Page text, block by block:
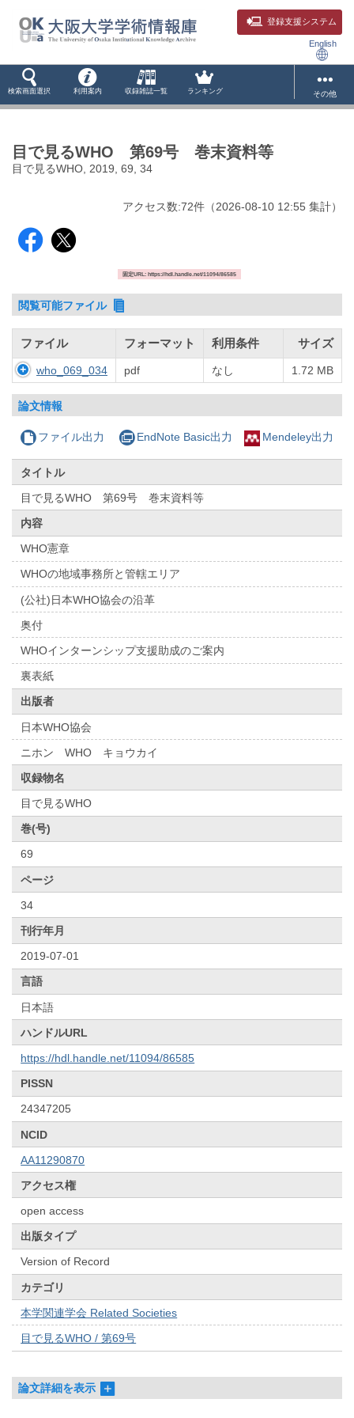
登録支援システム
English
検索画面選択 利用案内 収録雑誌一覧 ランキング その他
目で見るWHO 第69号 巻末資料等
目で見るWHO, 2019, 69, 34
アクセス数:72件 （2026-08-10 12:55 集計）
固定URL: https://hdl.handle.net/11094/86585
閲覧可能ファイル
ファイル フォーマット 利用条件 サイズ
who_069_034 pdf なし 1.72 MB
論文情報
ファイル出力 EndNote Basic出力 Mendeley出力
タイトル
目で見るWHO 第69号 巻末資料等
内容
WHO憲章
WHOの地域事務所と管轄エリア
(公社)日本WHO協会の沿革
奥付
WHOインターンシップ支援助成のご案内
裏表紙
出版者
日本WHO協会
ニホン WHO キョウカイ
収録物名
目で見るWHO
巻(号)
69
ページ
34
刊行年月
2019-07-01
言語
日本語
ハンドルURL
https://hdl.handle.net/11094/86585
PISSN
24347205
NCID
AA11290870
アクセス権
open access
出版タイプ
Version of Record
カテゴリ
本学関連学会 Related Societies
目で見るWHO / 第69号
論文詳細を表示